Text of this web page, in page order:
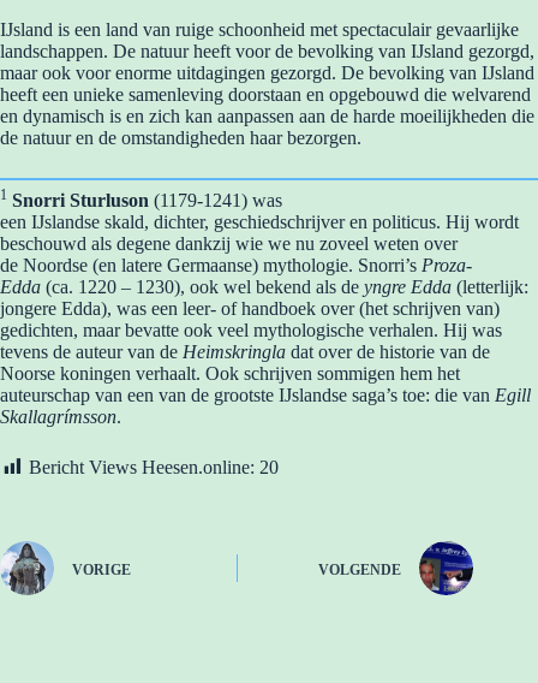
IJsland is een land van ruige schoonheid met spectaculair gevaarlijke
landschappen. De natuur heeft voor de bevolking van IJsland gezorgd,
maar ook voor enorme uitdagingen gezorgd. De bevolking van IJsland
heeft een unieke samenleving doorstaan en opgebouwd die welvarend
en dynamisch is en zich kan aanpassen aan de harde moeilijkheden die
de natuur en de omstandigheden haar bezorgen.
1 Snorri Sturluson (1179-1241) was
een IJslandse skald, dichter, geschiedschrijver en politicus. Hij wordt
beschouwd als degene dankzij wie we nu zoveel weten over
de Noordse (en latere Germaanse) mythologie. Snorri’s Proza-
Edda (ca. 1220 – 1230), ook wel bekend als de yngre Edda (letterlijk:
jongere Edda), was een leer- of handboek over (het schrijven van)
gedichten, maar bevatte ook veel mythologische verhalen. Hij was
tevens de auteur van de Heimskringla dat over de historie van de
Noorse koningen verhaalt. Ook schrijven sommigen hem het
auteurschap van een van de grootste IJslandse saga’s toe: die van Egill
Skallagrímsson.
Bericht Views Heesen.online: 20
VORIGE VOLGENDE